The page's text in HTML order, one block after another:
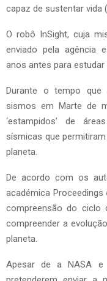
capaz de sustentar vida
O robô InSight, cuja
enviado pela agência
anos antes para
Durante o tempo que
sismos em Marte de
‘estampidos’ de
sísmicas que
planeta.
De acordo com os
académica
compreensão do ciclo
compreender a
planeta.
Apesar de a NASA e